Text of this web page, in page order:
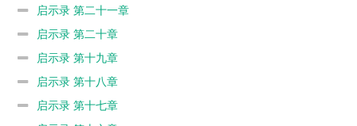
启示录 第二十一章
启示录 第二十章
启示录 第十九章
启示录 第十八章
启示录 第十七章